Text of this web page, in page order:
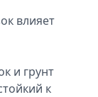
влияет
и грунт
к